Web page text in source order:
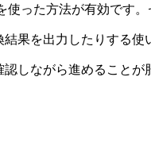
使った方法が有効です
果を出力したりする
しながら進めることが